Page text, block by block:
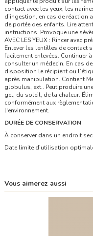
contact avec les yeux, les
d’ingestion, en cas de réaction
de portée des enfants. Lire
instructions. Provoque une
AVEC LES YEUX : Rincer avec
Enlever les lentilles de contact
facilement enlevées. Continuer
consulter un médecin. En cas
disposition le récipient ou
après manipulation. Contient
globulus, ext.. Peut produire
gel, du soleil, de la chaleur.
conformément aux
l'environnement.
DURÉE DE CONSERVATION
À conserver dans un endroit sec
Date limite d’utilisation
Vous aimerez aussi